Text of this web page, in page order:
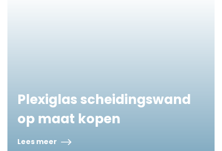
Plexiglas scheidingswand
op maat kopen
Lees meer